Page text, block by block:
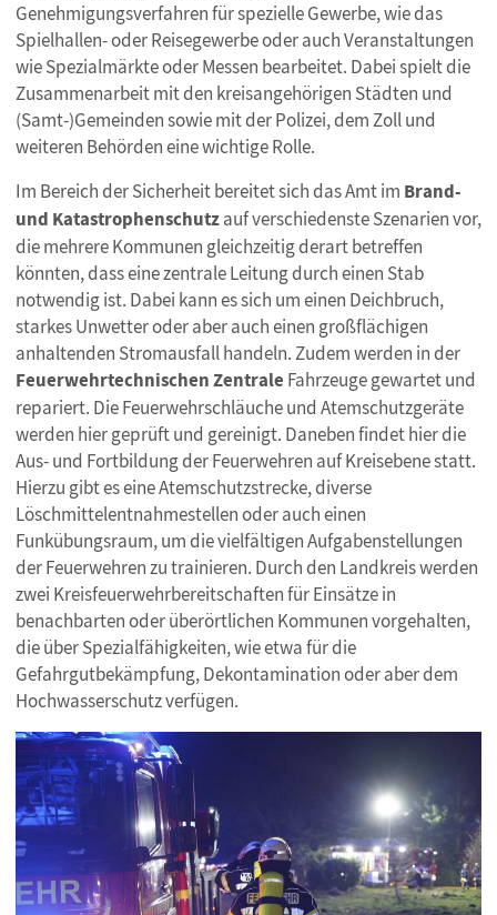
Genehmigungsverfahren für spezielle Gewerbe, wie das
Spielhallen- oder Reisegewerbe oder auch Veranstaltungen
wie Spezialmärkte oder Messen bearbeitet. Dabei spielt die
Zusammenarbeit mit den kreisangehörigen Städten und
(Samt-)Gemeinden sowie mit der Polizei, dem Zoll und
weiteren Behörden eine wichtige Rolle.
Im Bereich der Sicherheit bereitet sich das Amt im Brand-
und Katastrophenschutzauf verschiedenste Szenarien vor,
die mehrere Kommunen gleichzeitig derart betreffen
könnten, dass eine zentrale Leitung durch einen Stab
notwendig ist. Dabei kann es sich um einen Deichbruch,
starkes Unwetter oder aber auch einen großflächigen
anhaltenden Stromausfall handeln. Zudem werden in der
Feuerwehrtechnischen Zentrale Fahrzeuge gewartet und
repariert. Die Feuerwehrschläuche und Atemschutzgeräte
werden hier geprüft und gereinigt. Daneben findet hier die
Aus- und Fortbildung der Feuerwehren auf Kreisebene statt.
Hierzu gibt es eine Atemschutzstrecke, diverse
Löschmittelentnahmestellen oder auch einen
Funkübungsraum, um die vielfältigen Aufgabenstellungen
der Feuerwehren zu trainieren. Durch den Landkreis werden
zwei Kreisfeuerwehrbereitschaften für Einsätze in
benachbarten oder überörtlichen Kommunen vorgehalten,
die über Spezialfähigkeiten, wie etwa für die
Gefahrgutbekämpfung, Dekontamination oder aber dem
Hochwasserschutz verfügen.